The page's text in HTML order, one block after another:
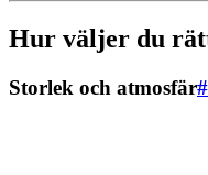
Hur väljer du
Storlek och atmosfär#